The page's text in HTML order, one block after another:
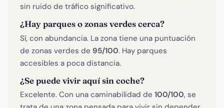
sin ruido de tráfico significativo.
¿Hay parques o zonas verdes cerca?
Sí, con abundancia. La zona tiene una puntuación
de zonas verdes de 95/100. Hay parques
accesibles a poca distancia.
¿Se puede vivir aquí sin coche?
Excelente. Con una caminabilidad de 100/100, se